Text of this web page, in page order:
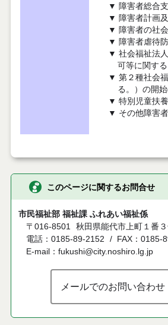
▼ 障害者総合
▼ 障害者計画
▼ 障害者の社
▼ 障害者虐待
▼ 社会福祉法
可等に関する
▼ 第２種社会
る。）の開始
▼ 特別児童扶
▼ その他障害
このページに関するお問合せ
市民福祉部 福祉課 ふれあい福祉係
〒016-8501 秋田県能代市上町１番
電話：0185-89-2152
FAX：0185-
E-mail：fukushi@city.noshiro.lg.jp
メールでのお問い合わせ